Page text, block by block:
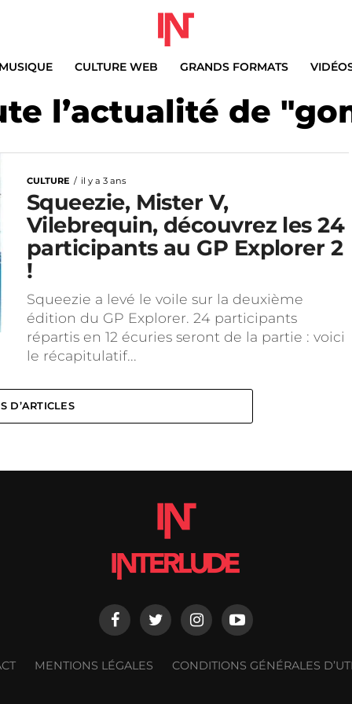
CULTURE WEB GRANDS FORMATS
l’actualité de
CULTURE il y a 3 ans
Squeezie, Mister V,
Vilebrequin, découvrez les 24
participants au GP Explorer 2
!
Squeezie a levé le voile sur la deuxième
édition du GP Explorer. 24 participants
répartis en 12 écuries seront de la partie : voici
le récapitulatif...
D’ARTICLES
MENTIONS LÉGALES CONDITIONS GÉNÉRALES